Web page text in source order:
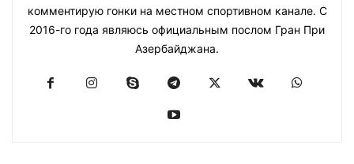
комментирую гонки на местном спортивном канале. С
2016-го года являюсь официальным послом Гран При
Азербайджана.